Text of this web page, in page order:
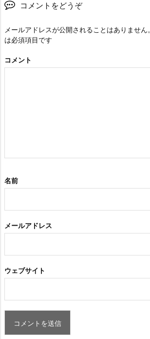
コメントをどうぞ
メールアドレスが公開されることはありません。
は必須項目です
コメント
名前
メールアドレス
ウェブサイト